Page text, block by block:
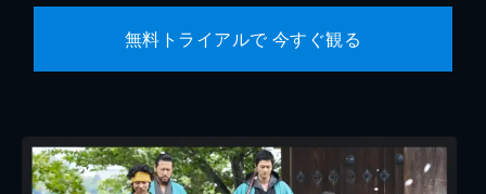
無料トライアルで 今すぐ観る